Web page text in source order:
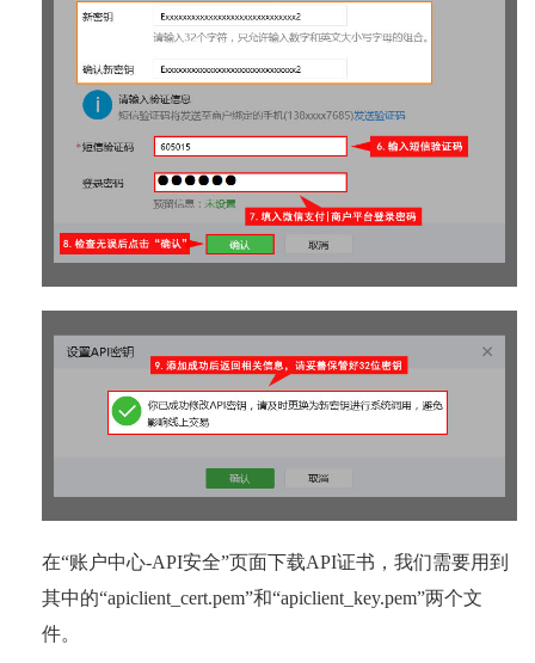
在“账户中心-API安全”页面下载API证书，我们需要用到
其中的“apiclient_cert.pem”和“apiclient_key.pem”两个文
件。